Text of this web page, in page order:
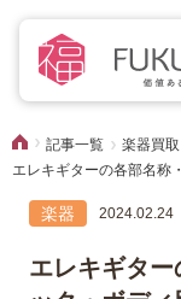
記事一覧
楽器買取
エレキギターの各部名称
楽器 2024.02.24
エレキギタ